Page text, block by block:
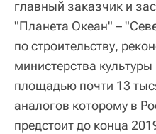
главный заказчик и
"Планета Океан" –
по строительству,
министерства
площадью почти 13
аналогов которому в
предстоит до конца